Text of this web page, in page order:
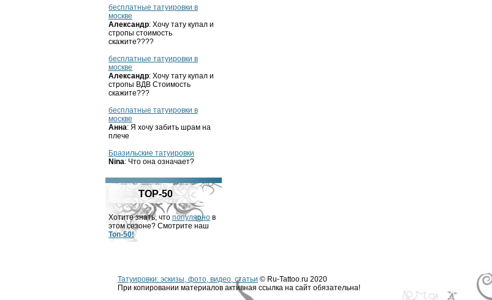
бесплатные татуировки в
москве
Александр: Хочу тату купал и
стропы стоимость
скажите????
бесплатные татуировки в
москве
Александр: Хочу тату купал и
стропы ВДВ Стоимость
скажите???
бесплатные татуировки в
москве
Анна: Я хочу забить шрам на
плече
Бразильские татуировки
Nina: Что она означает?
TOP-50
Хотите знать, что популярно в
этом сезоне? Смотрите наш
Топ-50!
Татуировки: эскизы, фото, видео, статьи © Ru-Tattoo.ru 2020
При копировании материалов активная ссылка на сайт обязательна!